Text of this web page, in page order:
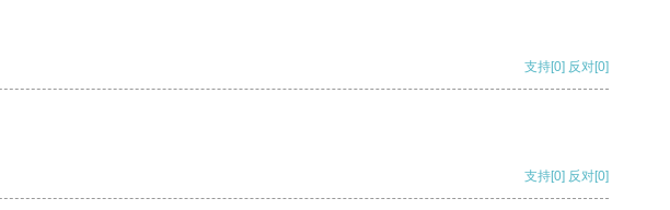
支持[0] 反对[0]
支持[0] 反对[0]